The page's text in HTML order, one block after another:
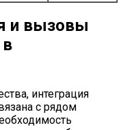
и вызовы
интеграция
с рядом